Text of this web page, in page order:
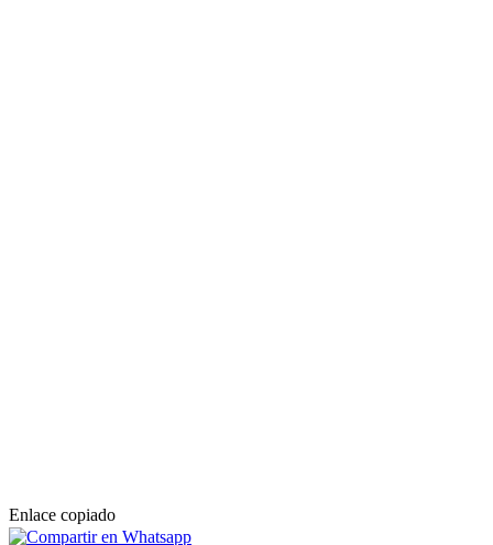
Enlace copiado